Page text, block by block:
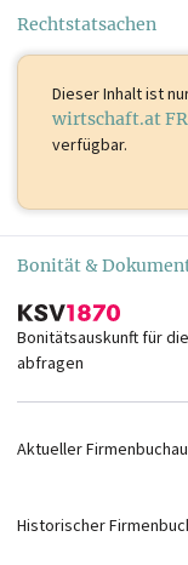
Rechtstatsachen
Dieser Inhalt ist
wirtschaft.at
verfügbar.
Bonität &
Bonitätsauskunft für
abfragen
Aktueller
Historischer